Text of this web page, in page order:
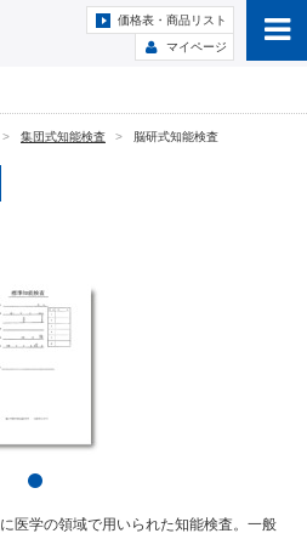
価格表・商品リスト
マイページ
集団式知能検査 脳研式知能検査
医学の領域で用いられた知能検査。一般